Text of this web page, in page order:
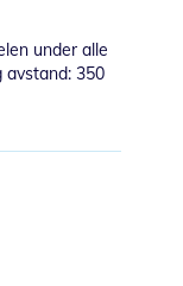
under alle
avstand: 350